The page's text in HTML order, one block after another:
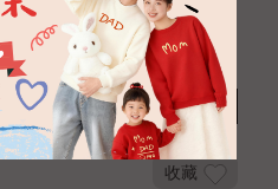
BBA032101069
加入購物車
收藏